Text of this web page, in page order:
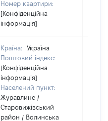
Номер квартири:
[Конфіденційна
інформація]
Країна:
Україна
Поштовий індекс:
[Конфіденційна
інформація]
Населений пункт:
Журавлине /
Старовижівський
район / Волинська